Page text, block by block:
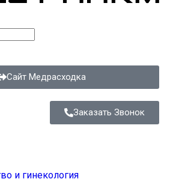
Сайт Медрасходка
Заказать Звонок
и гинекология